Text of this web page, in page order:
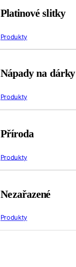
Platinové slitky
Produkty
Nápady na dárky
Produkty
Příroda
Produkty
Nezařazené
Produkty